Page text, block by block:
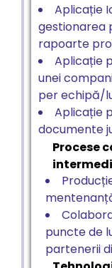
Aplicație
gestionarea
rapoarte
Aplicație
unei
per echipă/
Aplicație
documente
Procese
puncte de
partenerii